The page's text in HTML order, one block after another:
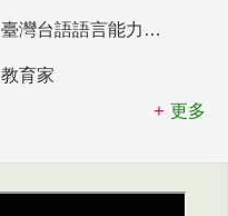
臺灣台語語言能力認證網站
教育家
更多